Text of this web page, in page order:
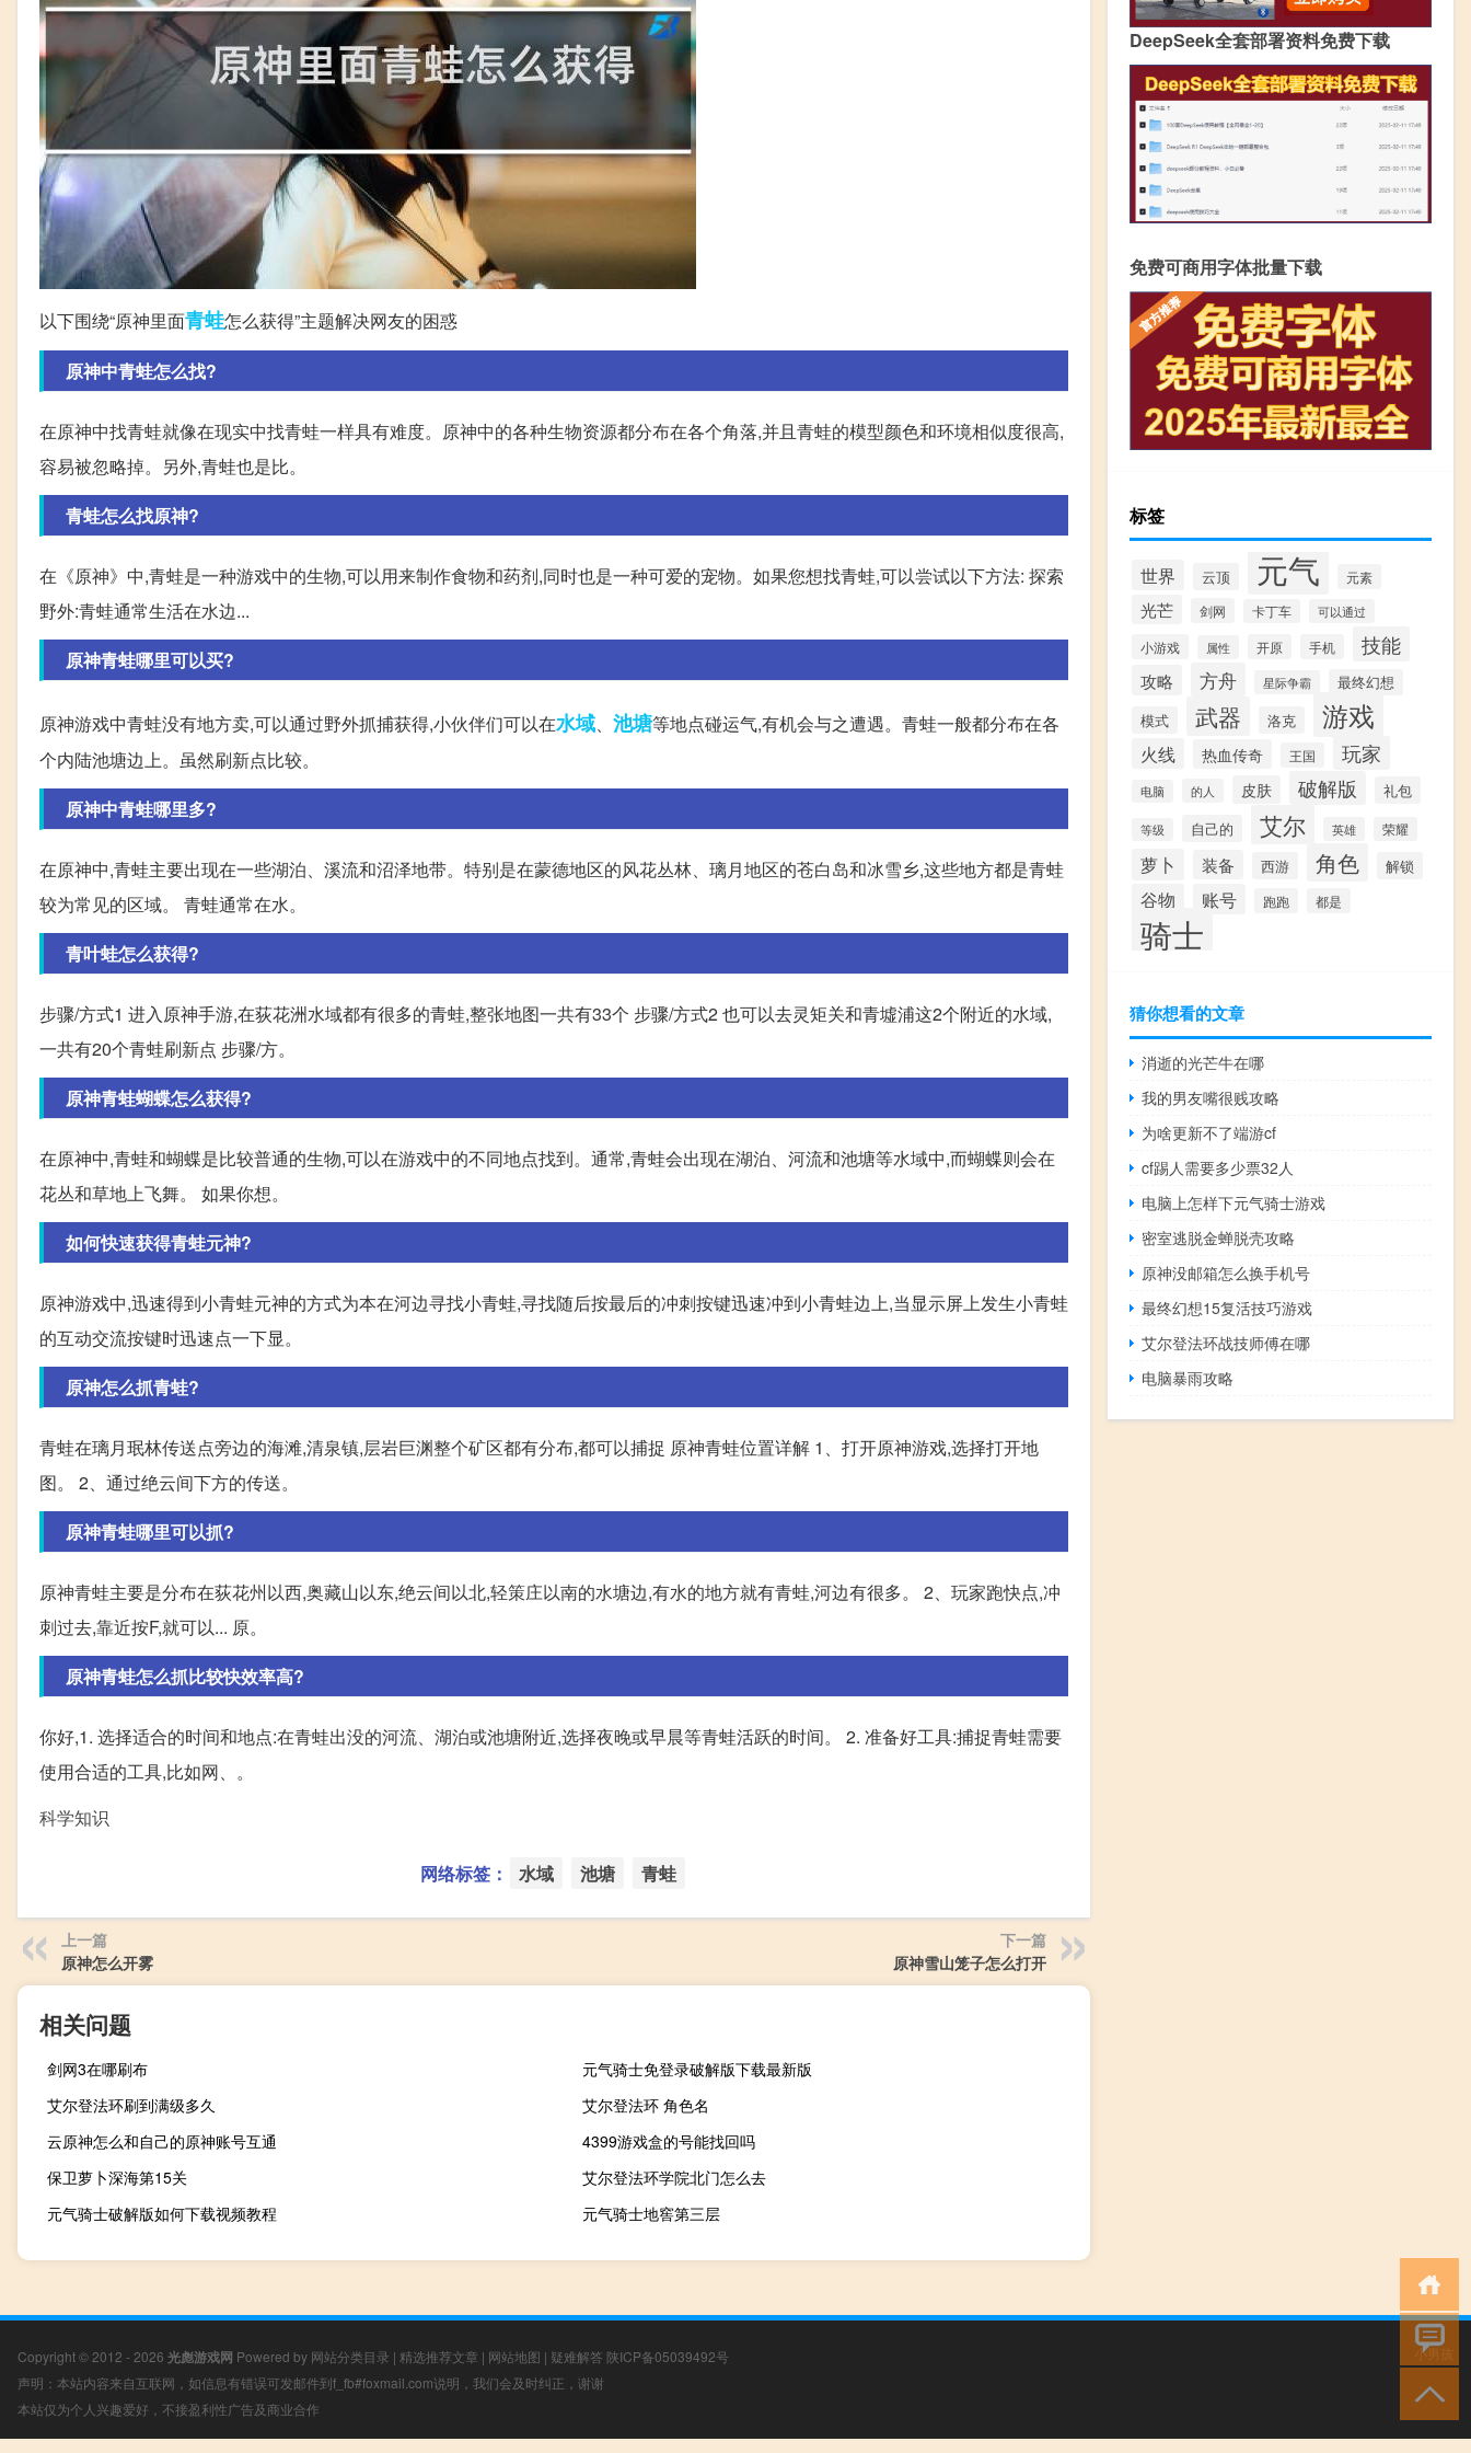
以下围绕“原神里面青蛙怎么获得”主题解决网友的困惑
原神中青蛙怎么找?
在原神中找青蛙就像在现实中找青蛙一样具有难度。原神中的各种生物资源都分布在各个角落,并且青蛙的模型颜色和环境相似度很高,
容易被忽略掉。另外,青蛙也是比。
青蛙怎么找原神?
在《原神》中,青蛙是一种游戏中的生物,可以用来制作食物和药剂,同时也是一种可爱的宠物。如果您想找青蛙,可以尝试以下方法: 探索
野外:青蛙通常生活在水边...
原神青蛙哪里可以买?
原神游戏中青蛙没有地方卖,可以通过野外抓捕获得,小伙伴们可以在水域、 池塘等地点碰运气,有机会与之遭遇。青蛙一般都分布在各
个内陆池塘边上。虽然刷新点比较。
原神中青蛙哪里多?
在原神中,青蛙主要出现在一些湖泊、溪流和沼泽地带。特别是在蒙德地区的风花丛林、璃月地区的苍白岛和冰雪乡,这些地方都是青蛙
较为常见的区域。 青蛙通常在水。
青叶蛙怎么获得?
步骤/方式1 进入原神手游,在荻花洲水域都有很多的青蛙,整张地图一共有33个 步骤/方式2 也可以去灵矩关和青墟浦这2个附近的水域,
一共有20个青蛙刷新点 步骤/方。
原神青蛙蝴蝶怎么获得?
在原神中,青蛙和蝴蝶是比较普通的生物,可以在游戏中的不同地点找到。通常,青蛙会出现在湖泊、河流和池塘等水域中,而蝴蝶则会在
花丛和草地上飞舞。 如果你想。
如何快速获得青蛙元神?
原神游戏中,迅速得到小青蛙元神的方式为本在河边寻找小青蛙,寻找随后按最后的冲刺按键迅速冲到小青蛙边上,当显示屏上发生小青蛙
的互动交流按键时迅速点一下显。
原神怎么抓青蛙?
青蛙在璃月珉林传送点旁边的海滩,清泉镇,层岩巨渊整个矿区都有分布,都可以捕捉 原神青蛙位置详解 1、打开原神游戏,选择打开地
图。 2、通过绝云间下方的传送。
原神青蛙哪里可以抓?
原神青蛙主要是分布在荻花州以西,奥藏山以东,绝云间以北,轻策庄以南的水塘边,有水的地方就有青蛙,河边有很多。 2、玩家跑快点,冲
刺过去,靠近按F,就可以... 原。
原神青蛙怎么抓比较快效率高?
你好,1. 选择适合的时间和地点:在青蛙出没的河流、湖泊或池塘附近,选择夜晚或早晨等青蛙活跃的时间。 2. 准备好工具:捕捉青蛙需要
使用合适的工具,比如网、。
科学知识
网络标签： 水域 池塘 青蛙
上一篇
原神怎么开雾
下一篇
原神雪山笼子怎么打开
相关问题
剑网3在哪刷布
元气骑士免登录破解版下载最新版
艾尔登法环刷到满级多久
艾尔登法环 角色名
云原神怎么和自己的原神账号互通
4399游戏盒的号能找回吗
保卫萝卜深海第15关
艾尔登法环学院北门怎么去
元气骑士破解版如何下载视频教程
元气骑士地窖第三层
DeepSeek全套部署资料免费下载
免费可商用字体批量下载
标签
世界 云顶 元气 元素
光芒 剑网 卡丁车 可以通过
小游戏 属性 开原 手机 技能
攻略 方舟 星际争霸 最终幻想
模式 武器 洛克 游戏
火线 热血传奇 王国 玩家
电脑 的人 皮肤 破解版 礼包
等级 自己的 艾尔 英雄 荣耀
萝卜 装备 西游 角色 解锁
谷物 账号 跑跑 都是
骑士
猜你想看的文章
消逝的光芒牛在哪
我的男友嘴很贱攻略
为啥更新不了端游cf
cf踢人需要多少票32人
电脑上怎样下元气骑士游戏
密室逃脱金蝉脱壳攻略
原神没邮箱怎么换手机号
最终幻想15复活技巧游戏
艾尔登法环战技师傅在哪
电脑暴雨攻略
Copyright © 2012 - 2026 光彪游戏网 Powered by 网站分类目录 | 精选推荐文章 | 网站地图 | 疑难解答 陕ICP备05039492号
声明：本站内容来自互联网，如信息有错误可发邮件到f_fb#foxmail.com说明，我们会及时纠正，谢谢
本站仅为个人兴趣爱好，不接盈利性广告及商业合作
小男孩